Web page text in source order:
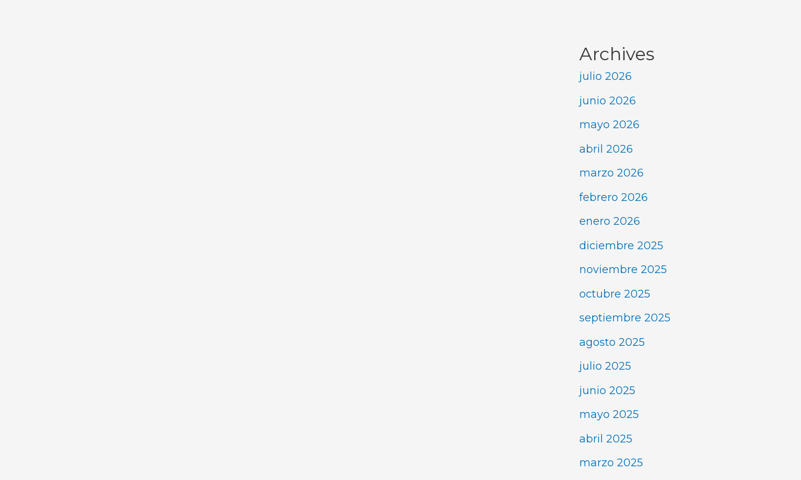
Archives
julio 2026
junio 2026
mayo 2026
abril 2026
marzo 2026
febrero 2026
enero 2026
diciembre 2025
noviembre 2025
octubre 2025
septiembre 2025
agosto 2025
julio 2025
junio 2025
mayo 2025
abril 2025
marzo 2025